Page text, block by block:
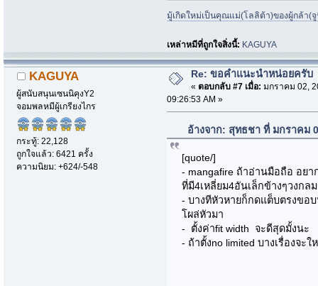
มู้เกิดใหม่เป็นคุณแม่(โลลิต้า)ของผู้กล้า(
เหล่าหมีที่ถูกใจสิ่งนี้: KAGUYA
KAGUYA
ผู้สนับสนุนเซนนิคุงY2
จอมพลหมีผู้เกรียงไกร
กระทู้: 22,128
ถูกใจแล้ว: 6421 ครั้ง
ความนิยม: +624/-548
Re: ขอคำแนะนำหน่อยครับ
« ตอบกลับ #7 เมื่อ: มกราคม 02,
09:26:53 AM »
อ้างจาก: สุทธชา ที่ มกราคม
[quote/]
- mangafire ถ้าอ่านมือถือ อย
ที่มี4เหลี่ยม4อันเล็กข้างๆวงก
- บางทีหัวหายก็กดแต็บตรงขอ
โผล่หัวมา
- ตั้งค่าfit width จะดีสุดมั้งนะ
- ถ้าตั้งno limited บางเรื่องจ